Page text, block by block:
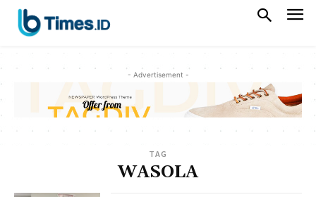
- Advertisement -
TAG
WASOLA